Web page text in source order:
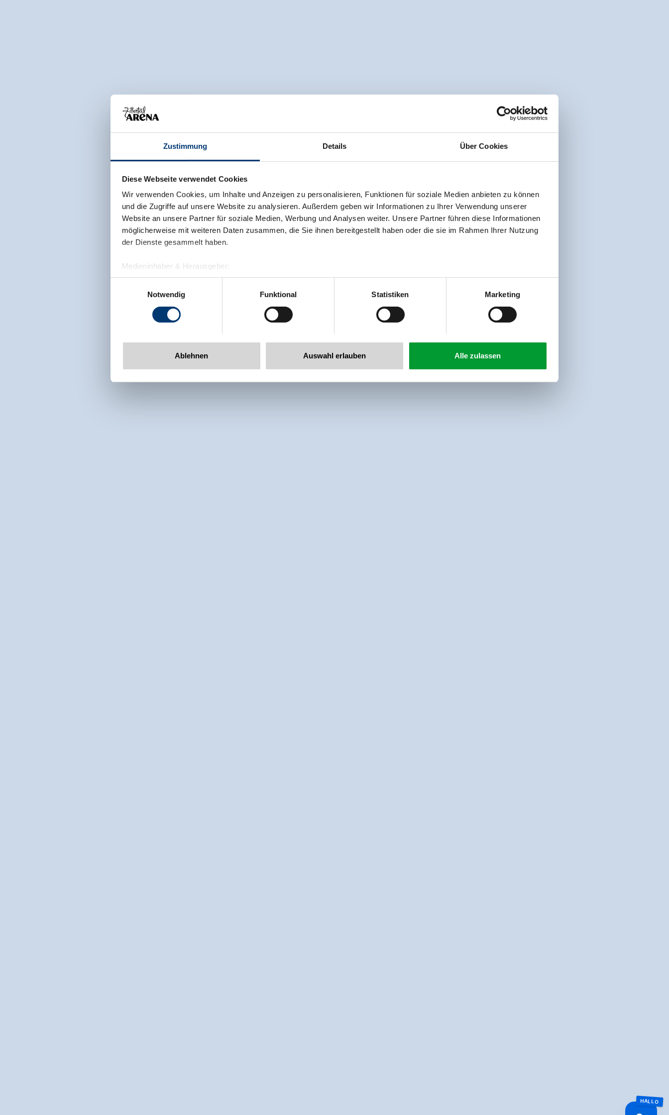
Zustimmung Details Über Cookies
Diese Webseite verwendet Cookies
Wir verwenden Cookies, um Inhalte und Anzeigen zu personalisieren, Funktionen für soziale Medien anbieten zu können
und die Zugriffe auf unsere Website zu analysieren. Außerdem geben wir Informationen zu Ihrer Verwendung unserer
Website an unsere Partner für soziale Medien, Werbung und Analysen weiter. Unsere Partner führen diese Informationen
möglicherweise mit weiteren Daten zusammen, die Sie ihnen bereitgestellt haben oder die sie im Rahmen Ihrer Nutzung
der Dienste gesammelt haben.
Medieninhaber & Herausgeber:
Zeller Bergbahnen Zillertal GmbH & Co KG
Rohr 23// A-6280 Zell am Ziller
www.zillertalarena.com
Notwendig
Funktional Statistiken Marketing
Ablehnen Auswahl erlauben Alle zulassen